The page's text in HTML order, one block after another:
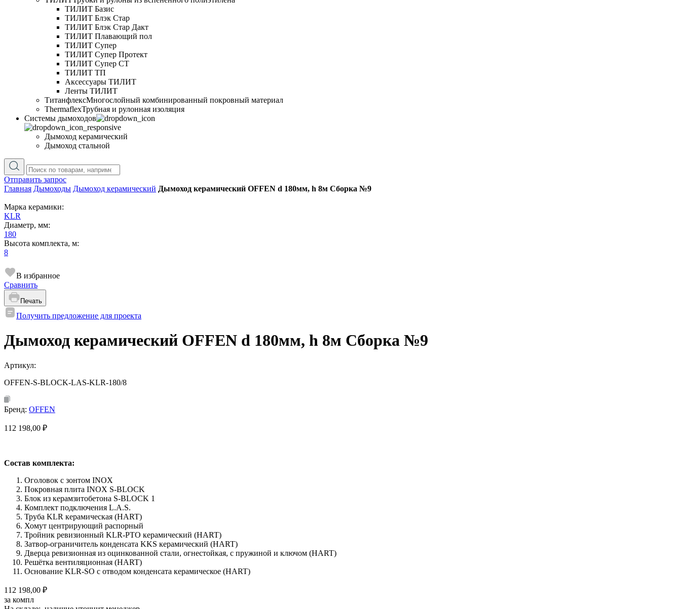
ТИЛИТ Базис
ТИЛИТ Блэк Стар
ТИЛИТ Блэк Стар Дакт
ТИЛИТ Плавающий пол
ТИЛИТ Супер
ТИЛИТ Супер Протект
ТИЛИТ Супер СТ
ТИЛИТ ТП
Аксессуары ТИЛИТ
Ленты ТИЛИТ
ТитанфлексМногослойный комбинированный покровный материал
ThermaflexТрубная и рулонная изоляция
Cистемы дымоходов
Дымоход керамический
Дымоход стальной
Отправить запрос
Главная Дымоходы Дымоход керамический Дымоход керамический OFFEN d 180мм, h 8м Сборка №9
Марка керамики:
KLR
Диаметр, мм:
180
Высота комплекта, м:
8
В избранное
Сравнить
Печать
Получить предложение для проекта
Дымоход керамический OFFEN d 180мм, h 8м Сборка №9
Артикул:
OFFEN-S-BLOCK-LAS-KLR-180/8
Бренд: OFFEN
112 198,00 ₽
Состав комплекта:
Оголовок с зонтом INOX
Покровная плита INOX S-BLOCK
Блок из керамзитобетона S-BLOCK 1
Комплект подключения L.A.S.
Труба KLR керамическая (HART)
Хомут центрирующий распорный
Тройник ревизионный KLR-PTO керамический (HART)
Затвор-ограничитель конденсата KKS керамический (HART)
Дверца ревизионная из оцинкованной стали, огнестойкая, с пружиной и ключом (HART)
Решётка вентиляционная (HART)
Основание KLR-SO с отводом конденсата керамическое (HART)
112 198,00 ₽
за компл